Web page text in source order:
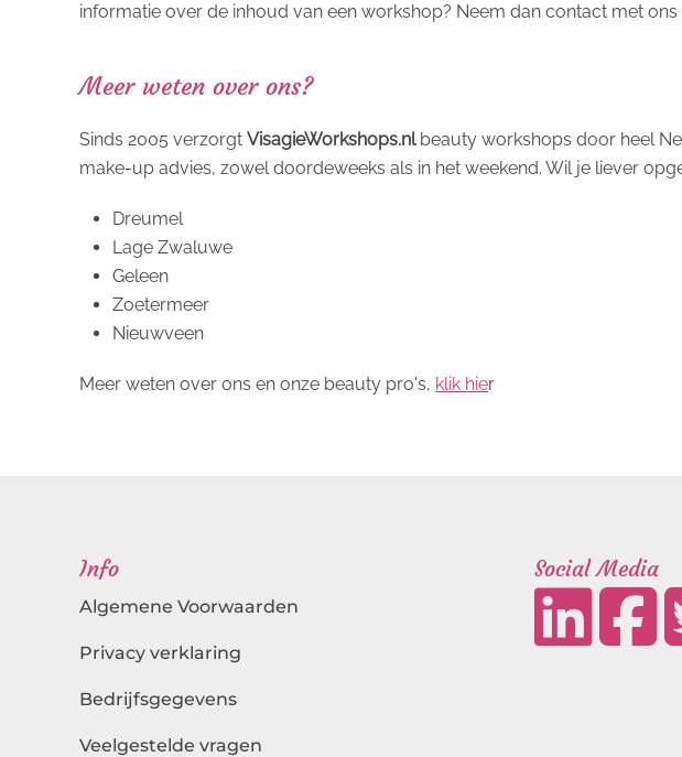
informatie over de inhoud van een workshop? Neem dan contact met ons
Meer weten over ons?
Sinds 2005 verzorgt VisagieWorkshops.nlbeauty workshops door heel
make-up advies, zowel doordeweeks als in het weekend. Wil je liever
Dreumel
Lage Zwaluwe
Geleen
Zoetermeer
Nieuwveen
Meer weten over ons en onze beauty pro's, klik hier
Info
Algemene Voorwaarden
Privacy verklaring
Bedrijfsgegevens
Veelgestelde vragen
Social Media